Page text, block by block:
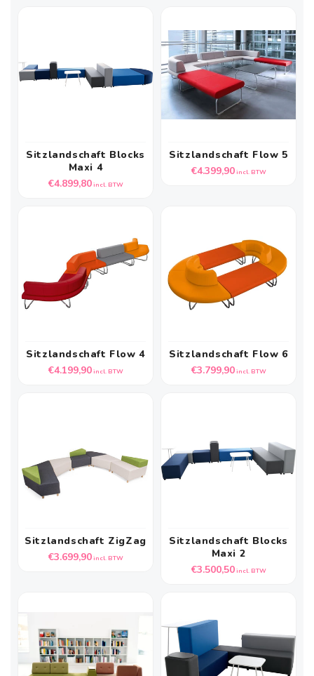
Sitzlandschaft Blocks
Maxi 4
Normale
€4.899,80incl. BTW
Sitzlandschaft Flow 5
Normale
€4.399,90incl. BTW
Sitzlandschaft Flow 4
Normale
€4.199,90incl. BTW
Sitzlandschaft Flow 6
Normale
€3.799,90incl. BTW
Sitzlandschaft ZigZag
Normale
€3.699,90incl. BTW
Sitzlandschaft Blocks
Maxi 2
Normale
€3.500,50incl. BTW